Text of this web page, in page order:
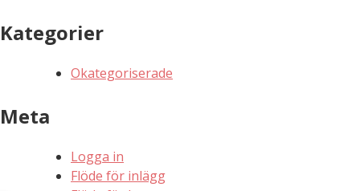
Kategorier
Okategoriserade
Meta
Logga in
Flöde för inlägg